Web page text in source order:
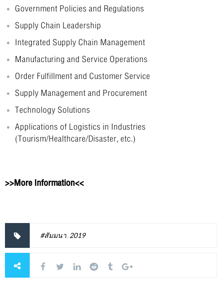
Government Policies and Regulations
Supply Chain Leadership
Integrated Supply Chain Management
Manufacturing and Service Operations
Order Fulfillment and Customer Service
Supply Management and Procurement
Technology Solutions
Applications of Logistics in Industries
(Tourism/Healthcare/Disaster, etc.)
>>More Information<<
#สัมมนา, 2019